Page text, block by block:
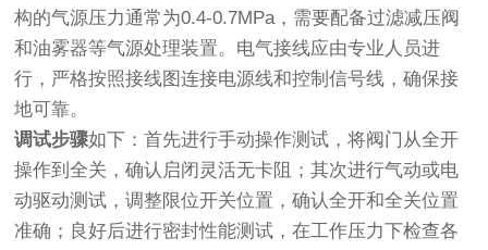
构的气源压力通常为0.4-0.7MPa，需要配备过滤减压阀
和油雾器等气源处理装置。电气接线应由专业人员进
行，严格按照接线图连接电源线和控制信号线，确保接
地可靠。
调试步骤如下：首先进行手动操作测试，将阀门从全开
操作到全关，确认启闭灵活无卡阻；其次进行气动或电
动驱动测试，调整限位开关位置，确认全开和全关位置
准确；良好后进行密封性能测试，在工作压力下检查各